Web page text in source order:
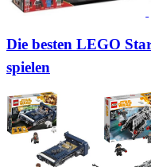
Die besten LEGO
spielen